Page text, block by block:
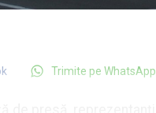
Trimite pe WhatsApp